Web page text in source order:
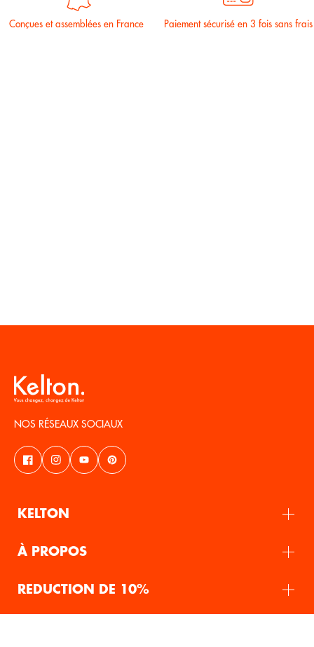
Conçues et assemblées en France Paiement sécurisé en 3 fois sans frais
NOS RÉSEAUX SOCIAUX
KELTON
À PROPOS
REDUCTION DE 10%